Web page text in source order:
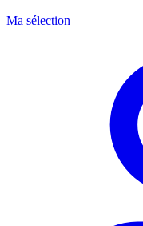
Ma sélection